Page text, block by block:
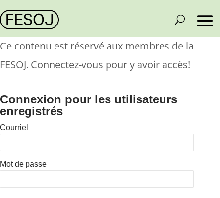
Ce contenu est réservé aux membres de la
FESOJ. Connectez-vous pour y avoir accès!
Connexion pour les utilisateurs
enregistrés
Courriel
Mot de passe